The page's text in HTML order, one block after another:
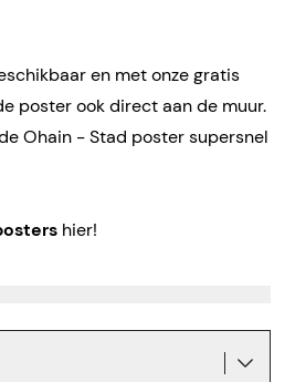
en met onze gratis
poster ook direct aan de muur.
Ohain - Stad poster supersnel
hier!